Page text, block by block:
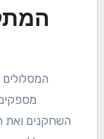
מתכננים יום ארוך על המסלול או משחקים בקבוצה.